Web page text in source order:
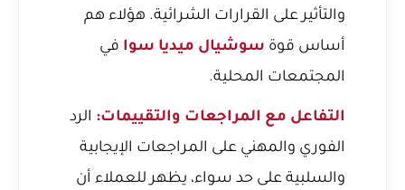
والتأثير على القرارات الشرائية. هؤلاء هم
أساس قوة سوشيال ميديا سوا في
المجتمعات المحلية.
التفاعل مع المراجعات والتقييمات: الرد
الفوري والمهني على المراجعات الإيجابية
والسلبية على حد سواء، يظهر للعملاء أن